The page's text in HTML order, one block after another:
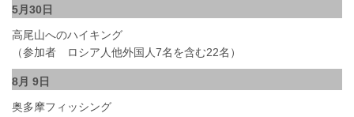
5月30日
高尾山へのハイキング
（参加者 ロシア人他外国人7名を含む22名）
8月 9日
奥多摩フィッシング